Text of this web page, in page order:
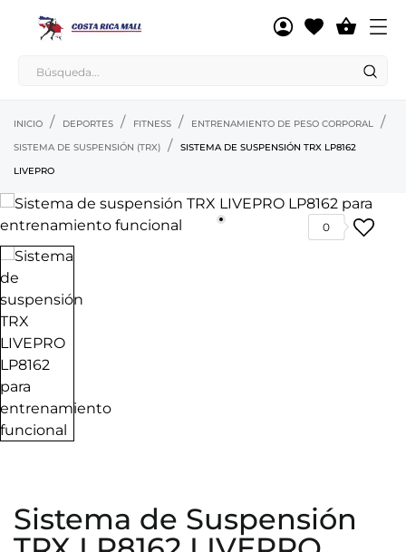

INICIO DEPORTES FITNESS
ENTRENAMIENTO DE PESO CORPORAL
SISTEMA DE SUSPENSIÓN (TRX)
SISTEMA DE SUSPENSIÓN TRX LP8162
LIVEPRO
0
Sistema de Suspensión